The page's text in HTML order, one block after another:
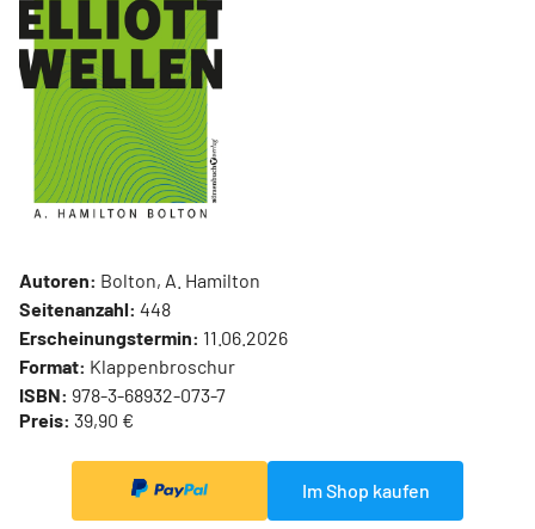
Autoren: Bolton, A. Hamilton
Seitenanzahl: 448
Erscheinungstermin: 11.06.2026
Format: Klappenbroschur
ISBN: 978-3-68932-073-7
Preis: 39,90 €
Im Shop kaufen